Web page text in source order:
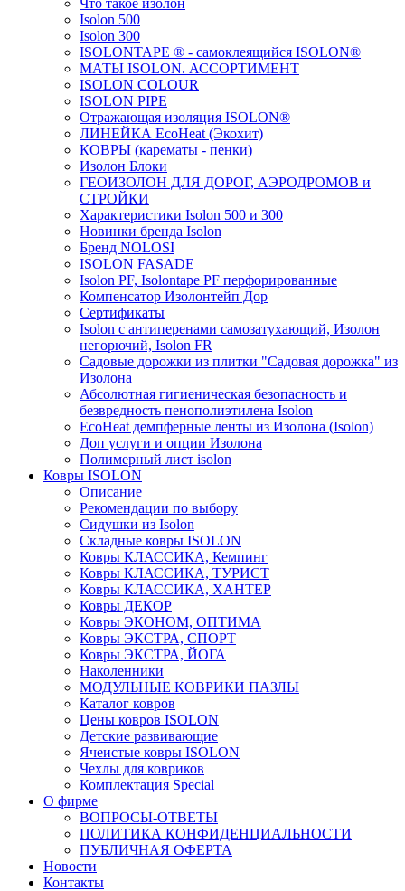
Что такое изолон
Isolon 500
Isolon 300
ISOLONTAPE ® - самоклеящийся ISOLON®
МАТЫ ISOLON. АССОРТИМЕНТ
ISOLON COLOUR
ISOLON PIPE
Отражающая изоляция ISOLON®
ЛИНЕЙКА EcoHeat (Экохит)
КОВРЫ (карематы - пенки)
Изолон Блоки
ГЕОИЗОЛОН ДЛЯ ДОРОГ, АЭРОДРОМОВ и
СТРОЙКИ
Характеристики Isolon 500 и 300
Новинки бренда Isolon
Бренд NOLOSI
ISOLON FASADE
Isolon PF, Isolontape PF перфорированные
Компенсатор Изолонтейп Дор
Сертификаты
Isolon с антиперенами самозатухающий, Изолон
негорючий, Isolon FR
Садовые дорожки из плитки "Садовая дорожка" из
Изолона
Абсолютная гигиеническая безопасность и
безвредность пенополиэтилена Isolon
EcoHeat демпферные ленты из Изолона (Isolon)
Доп услуги и опции Изолона
Полимерный лист isolon
Ковры ISOLON
Описание
Рекомендации по выбору
Сидушки из Isolon
Складные ковры ISOLON
Ковры КЛАССИКА, Кемпинг
Ковры КЛАССИКА, ТУРИСТ
Ковры КЛАССИКА, ХАНТЕР
Ковры ДЕКОР
Ковры ЭКОНОМ, ОПТИМА
Ковры ЭКСТРА, СПОРТ
Ковры ЭКСТРА, ЙОГА
Наколенники
МОДУЛЬНЫЕ КОВРИКИ ПАЗЛЫ
Каталог ковров
Цены ковров ISOLON
Детские развивающие
Ячеистые ковры ISOLON
Чехлы для ковриков
Комплектация Special
О фирме
ВОПРОСЫ-ОТВЕТЫ
ПОЛИТИКА КОНФИДЕНЦИАЛЬНОСТИ
ПУБЛИЧНАЯ ОФЕРТА
Новости
Контакты